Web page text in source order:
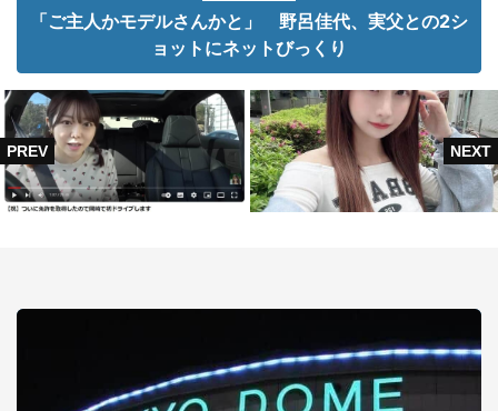
「ご主人かモデルさんかと」 野呂佳代、実父との2シ
ョットにネットびっくり